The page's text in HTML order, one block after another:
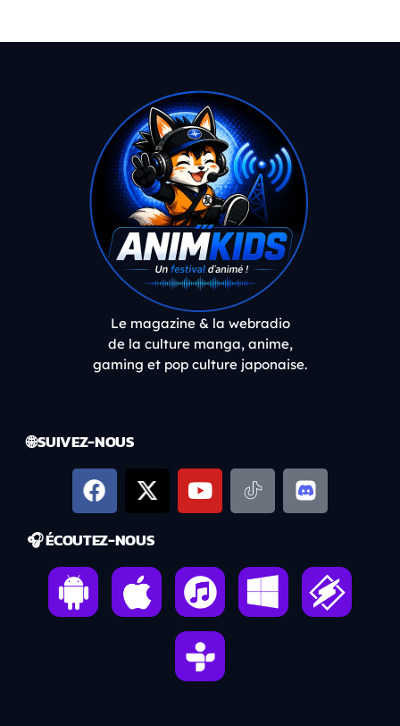
Le magazine & la webradio
de la culture manga, anime,
gaming et pop culture japonaise.
🌐 SUIVEZ-NOUS
🎧 ÉCOUTEZ-NOUS